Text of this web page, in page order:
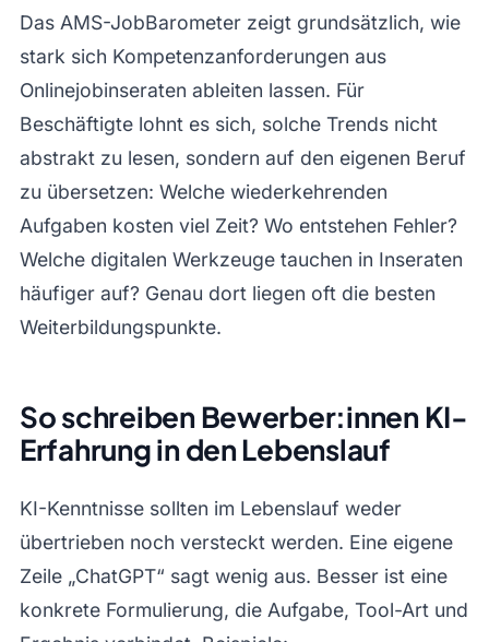
Das AMS-JobBarometer zeigt grundsätzlich, wie
stark sich Kompetenzanforderungen aus
Onlinejobinseraten ableiten lassen. Für
Beschäftigte lohnt es sich, solche Trends nicht
abstrakt zu lesen, sondern auf den eigenen Beruf
zu übersetzen: Welche wiederkehrenden
Aufgaben kosten viel Zeit? Wo entstehen Fehler?
Welche digitalen Werkzeuge tauchen in Inseraten
häufiger auf? Genau dort liegen oft die besten
Weiterbildungspunkte.
So schreiben Bewerber:innen KI-
Erfahrung in den Lebenslauf
KI-Kenntnisse sollten im Lebenslauf weder
übertrieben noch versteckt werden. Eine eigene
Zeile „ChatGPT“ sagt wenig aus. Besser ist eine
konkrete Formulierung, die Aufgabe, Tool-Art und